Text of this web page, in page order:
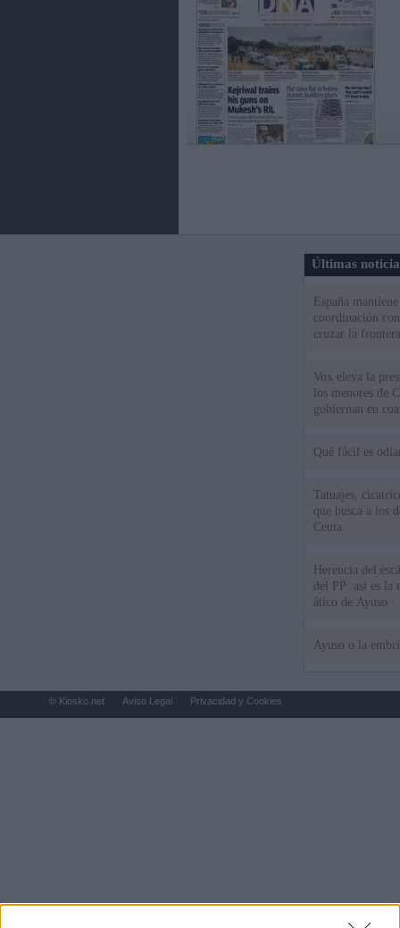
Últimas
España
coordinación
cruzar la
Vox eleva la
los menores de
gobiernan en
Qué fácil es
Tatuajes,
que busca a los
Ceuta
Herencia del
del PP: así es la
ático de Ayuso
Ayuso o la
© Kiosko.net Aviso Legal Privacidad y Cookies